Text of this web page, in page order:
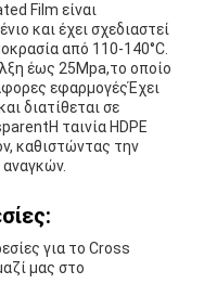
Film είναι
και έχει σχεδιαστεί
από 110-140°C.
έως 25Mpa,το οποίο
εφαρμογέςΈχει
διατίθεται σε
ταινία HDPE
καθιστώντας την
αναγκών.
για το Cross
μας στο